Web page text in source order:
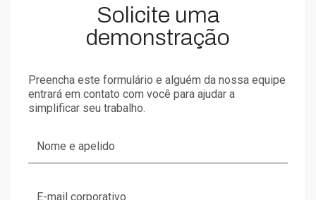
Solicite uma
demonstração
Preencha este formulário e alguém da nossa equipe
entrará em contato com você para ajudar a
simplificar seu trabalho.